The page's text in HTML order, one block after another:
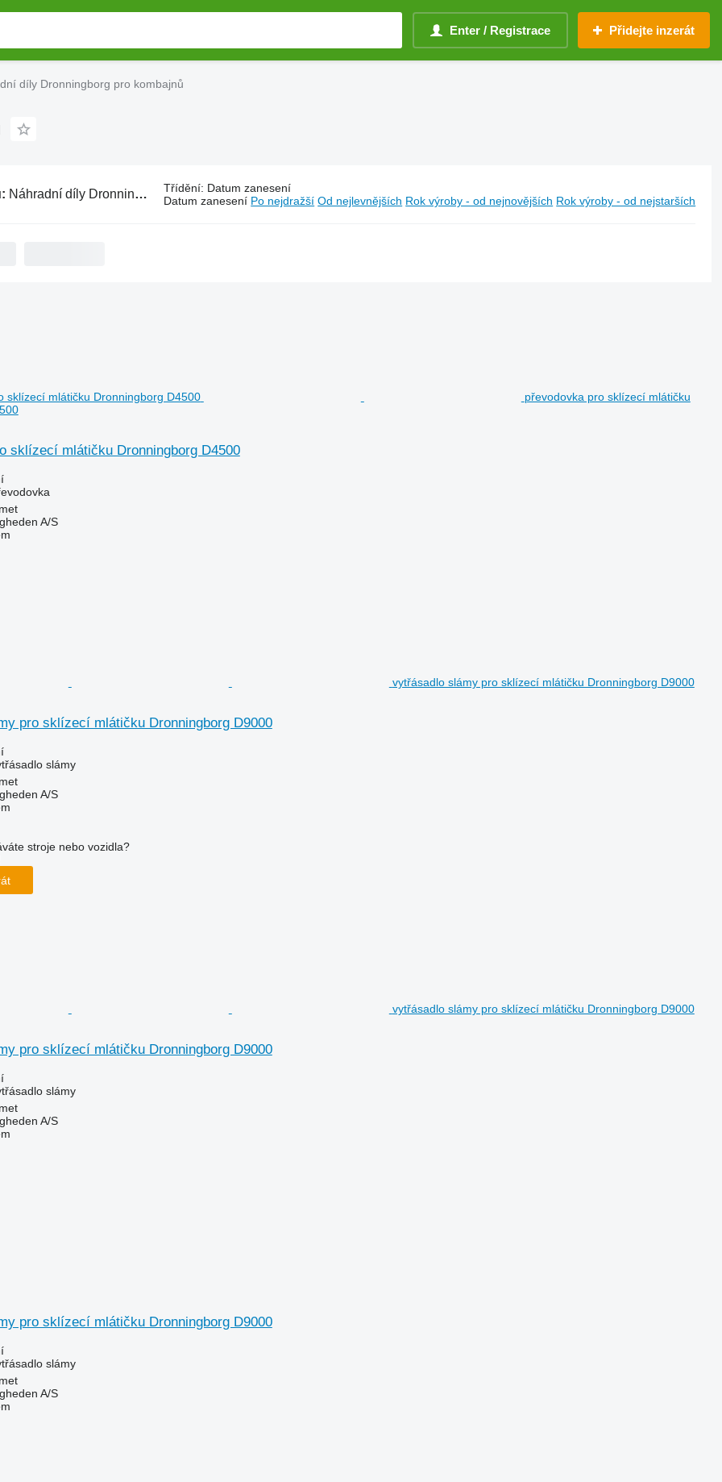
Enter / Registrace Přidejte inzerát
díly Dronningborg pro kombajnů
Náhradní díly Dronningborg pro kombajnů Třídění: Datum zanesení
Datum zanesení Po nejdražší Od nejlevnějších Rok výroby - od nejnovějších Rok výroby - od nejstarších
převodovka pro sklízecí mlátičku
sklízecí mlátičku Dronningborg D4500
A/S
vytřásadlo slámy pro sklízecí mlátičku Dronningborg D9000
pro sklízecí mlátičku Dronningborg D9000
slámy
A/S
stroje nebo vozidla?
vytřásadlo slámy pro sklízecí mlátičku Dronningborg D9000
pro sklízecí mlátičku Dronningborg D9000
slámy
A/S
pro sklízecí mlátičku Dronningborg D9000
slámy
A/S